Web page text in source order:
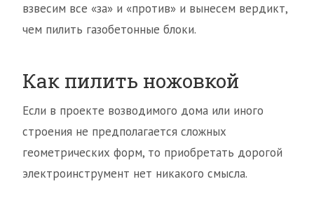
взвесим все «за» и «против» и вынесем вердикт,
чем пилить газобетонные блоки.
Как пилить ножовкой
Если в проекте возводимого дома или иного
строения не предполагается сложных
геометрических форм, то приобретать дорогой
электроинструмент нет никакого смысла.